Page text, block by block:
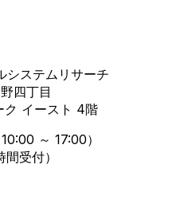
システムリサーチ
四丁目
ク イースト 4階
～ 17:00）
受付）